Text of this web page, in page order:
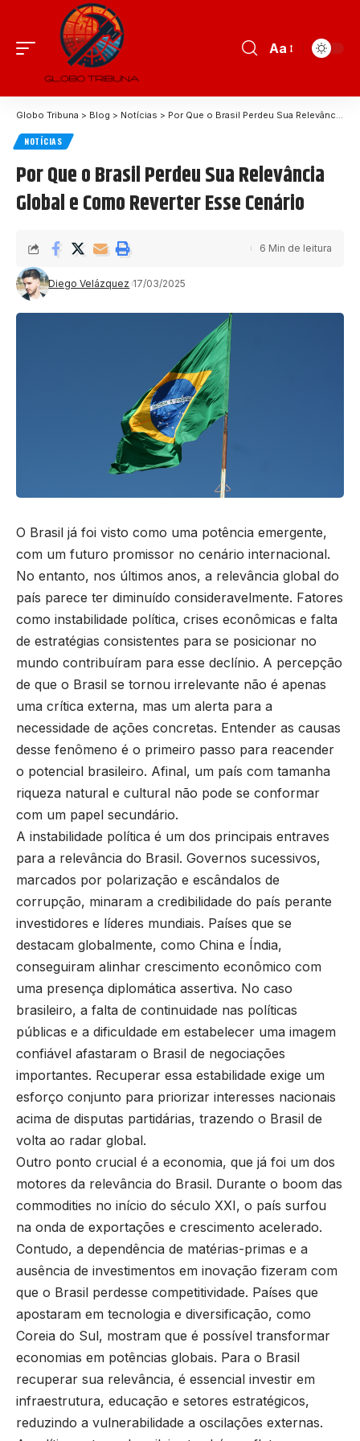
Aa
Globo Tribuna > Blog > Notícias > Por Que o Brasil Perdeu Sua Relevância Global e Como Reverter Esse Cenário
NOTÍCIAS
Por Que o Brasil Perdeu Sua Relevância
Global e Como Reverter Esse Cenário
Diego Velázquez 17/03/2025
6 Min de leitura
O Brasil já foi visto como uma potência emergente,
com um futuro promissor no cenário internacional.
No entanto, nos últimos anos, a relevância global do
país parece ter diminuído consideravelmente. Fatores
como instabilidade política, crises econômicas e falta
de estratégias consistentes para se posicionar no
mundo contribuíram para esse declínio. A percepção
de que o Brasil se tornou irrelevante não é apenas
uma crítica externa, mas um alerta para a
necessidade de ações concretas. Entender as causas
desse fenômeno é o primeiro passo para reacender
o potencial brasileiro. Afinal, um país com tamanha
riqueza natural e cultural não pode se conformar
com um papel secundário.
A instabilidade política é um dos principais entraves
para a relevância do Brasil. Governos sucessivos,
marcados por polarização e escândalos de
corrupção, minaram a credibilidade do país perante
investidores e líderes mundiais. Países que se
destacam globalmente, como China e Índia,
conseguiram alinhar crescimento econômico com
uma presença diplomática assertiva. No caso
brasileiro, a falta de continuidade nas políticas
públicas e a dificuldade em estabelecer uma imagem
confiável afastaram o Brasil de negociações
importantes. Recuperar essa estabilidade exige um
esforço conjunto para priorizar interesses nacionais
acima de disputas partidárias, trazendo o Brasil de
volta ao radar global.
Outro ponto crucial é a economia, que já foi um dos
motores da relevância do Brasil. Durante o boom das
commodities no início do século XXI, o país surfou
na onda de exportações e crescimento acelerado.
Contudo, a dependência de matérias-primas e a
ausência de investimentos em inovação fizeram com
que o Brasil perdesse competitividade. Países que
apostaram em tecnologia e diversificação, como
Coreia do Sul, mostram que é possível transformar
economias em potências globais. Para o Brasil
recuperar sua relevância, é essencial investir em
infraestrutura, educação e setores estratégicos,
reduzindo a vulnerabilidade a oscilações externas.